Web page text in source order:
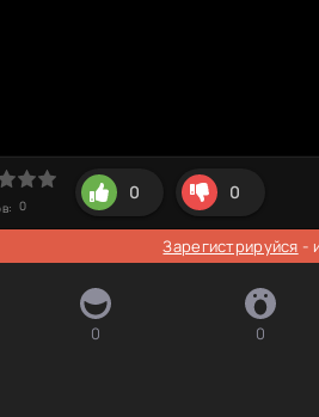
0
0 0
Зарегистрируйся -
0 0